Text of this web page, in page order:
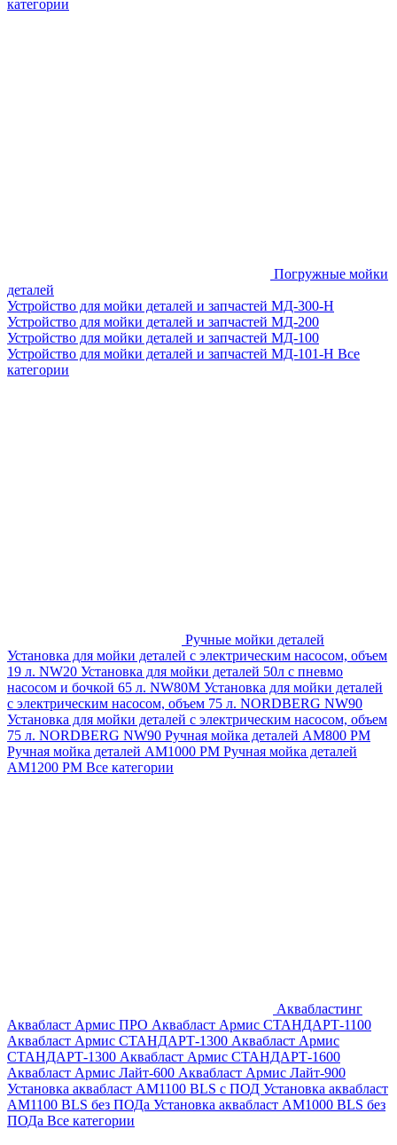
категории
Погружные мойки
деталей
Устройство для мойки деталей и запчастей МД-300-H
Устройство для мойки деталей и запчастей МД-200
Устройство для мойки деталей и запчастей МД-100
Устройство для мойки деталей и запчастей МД-101-Н Все
категории
Ручные мойки деталей
Установка для мойки деталей с электрическим насосом, объем
19 л. NW20 Установка для мойки деталей 50л с пневмо
насосом и бочкой 65 л. NW80M Установка для мойки деталей
с электрическим насосом, объем 75 л. NORDBERG NW90
Установка для мойки деталей с электрическим насосом, объем
75 л. NORDBERG NW90 Ручная мойка деталей АМ800 РМ
Ручная мойка деталей АМ1000 РМ Ручная мойка деталей
АМ1200 РМ Все категории
Аквабластинг
Аквабласт Армис ПРО Аквабласт Армис СТАНДАРТ-1100
Аквабласт Армис СТАНДАРТ-1300 Аквабласт Армис
СТАНДАРТ-1300 Аквабласт Армис СТАНДАРТ-1600
Аквабласт Армис Лайт-600 Аквабласт Армис Лайт-900
Установка аквабласт AM1100 BLS с ПОД Установка аквабласт
AM1100 BLS без ПОДа Установка аквабласт AM1000 BLS без
ПОДа Все категории